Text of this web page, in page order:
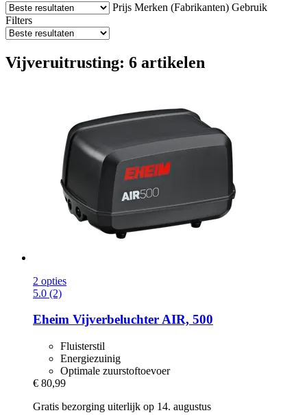
Prijs Merken (Fabrikanten) Gebruik
Filters
Vijveruitrusting: 6 artikelen
2 opties
5.0 (2)
Eheim Vijverbeluchter AIR, 500
Fluisterstil
Energiezuinig
Optimale zuurstoftoevoer
€ 80,99
Gratis bezorging uiterlijk op 14. augustus